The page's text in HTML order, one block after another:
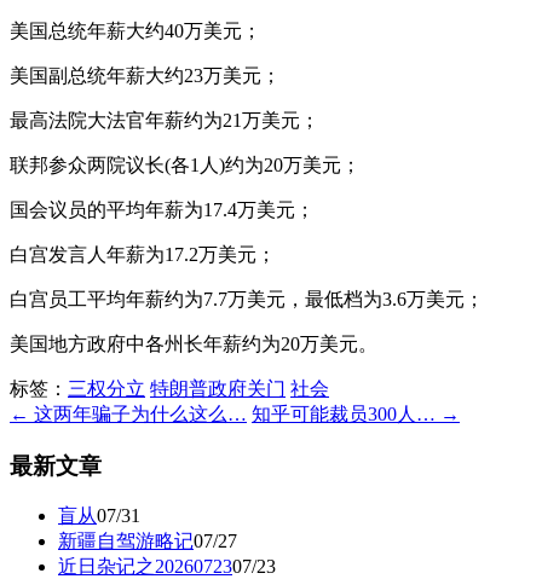
美国总统年薪大约40万美元；
美国副总统年薪大约23万美元；
最高法院大法官年薪约为21万美元；
联邦参众两院议长(各1人)约为20万美元；
国会议员的平均年薪为17.4万美元；
白宫发言人年薪为17.2万美元；
白宫员工平均年薪约为7.7万美元，最低档为3.6万美元；
美国地方政府中各州长年薪约为20万美元。
标签： 三权分立 特朗普政府关门 社会
← 这两年骗子为什么这么… 知乎可能裁员300人… →
最新文章
盲从07/31
新疆自驾游略记07/27
近日杂记之2026072307/23